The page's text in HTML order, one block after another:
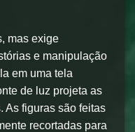
mas exige
e manipulação
em uma tela
de luz projeta as
As figuras são feitas
recortadas para